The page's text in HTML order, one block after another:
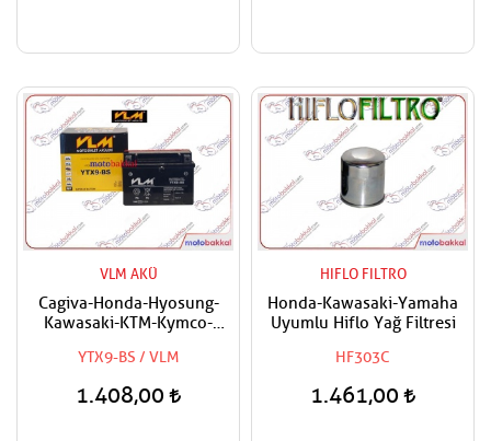
VLM AKÜ
Cagiva-Honda-Hyosung-
Kawasaki-KTM-Kymco-
Triumph-Vespa-Yamaha
Uyumlu VLM Bakımsız Akü
YTX9-BS / VLM
1.408,00
HIFLO FILTRO
Honda-Kawasaki-Yamaha
Uyumlu Hiflo Yağ Filtresi
HF303C
1.461,00